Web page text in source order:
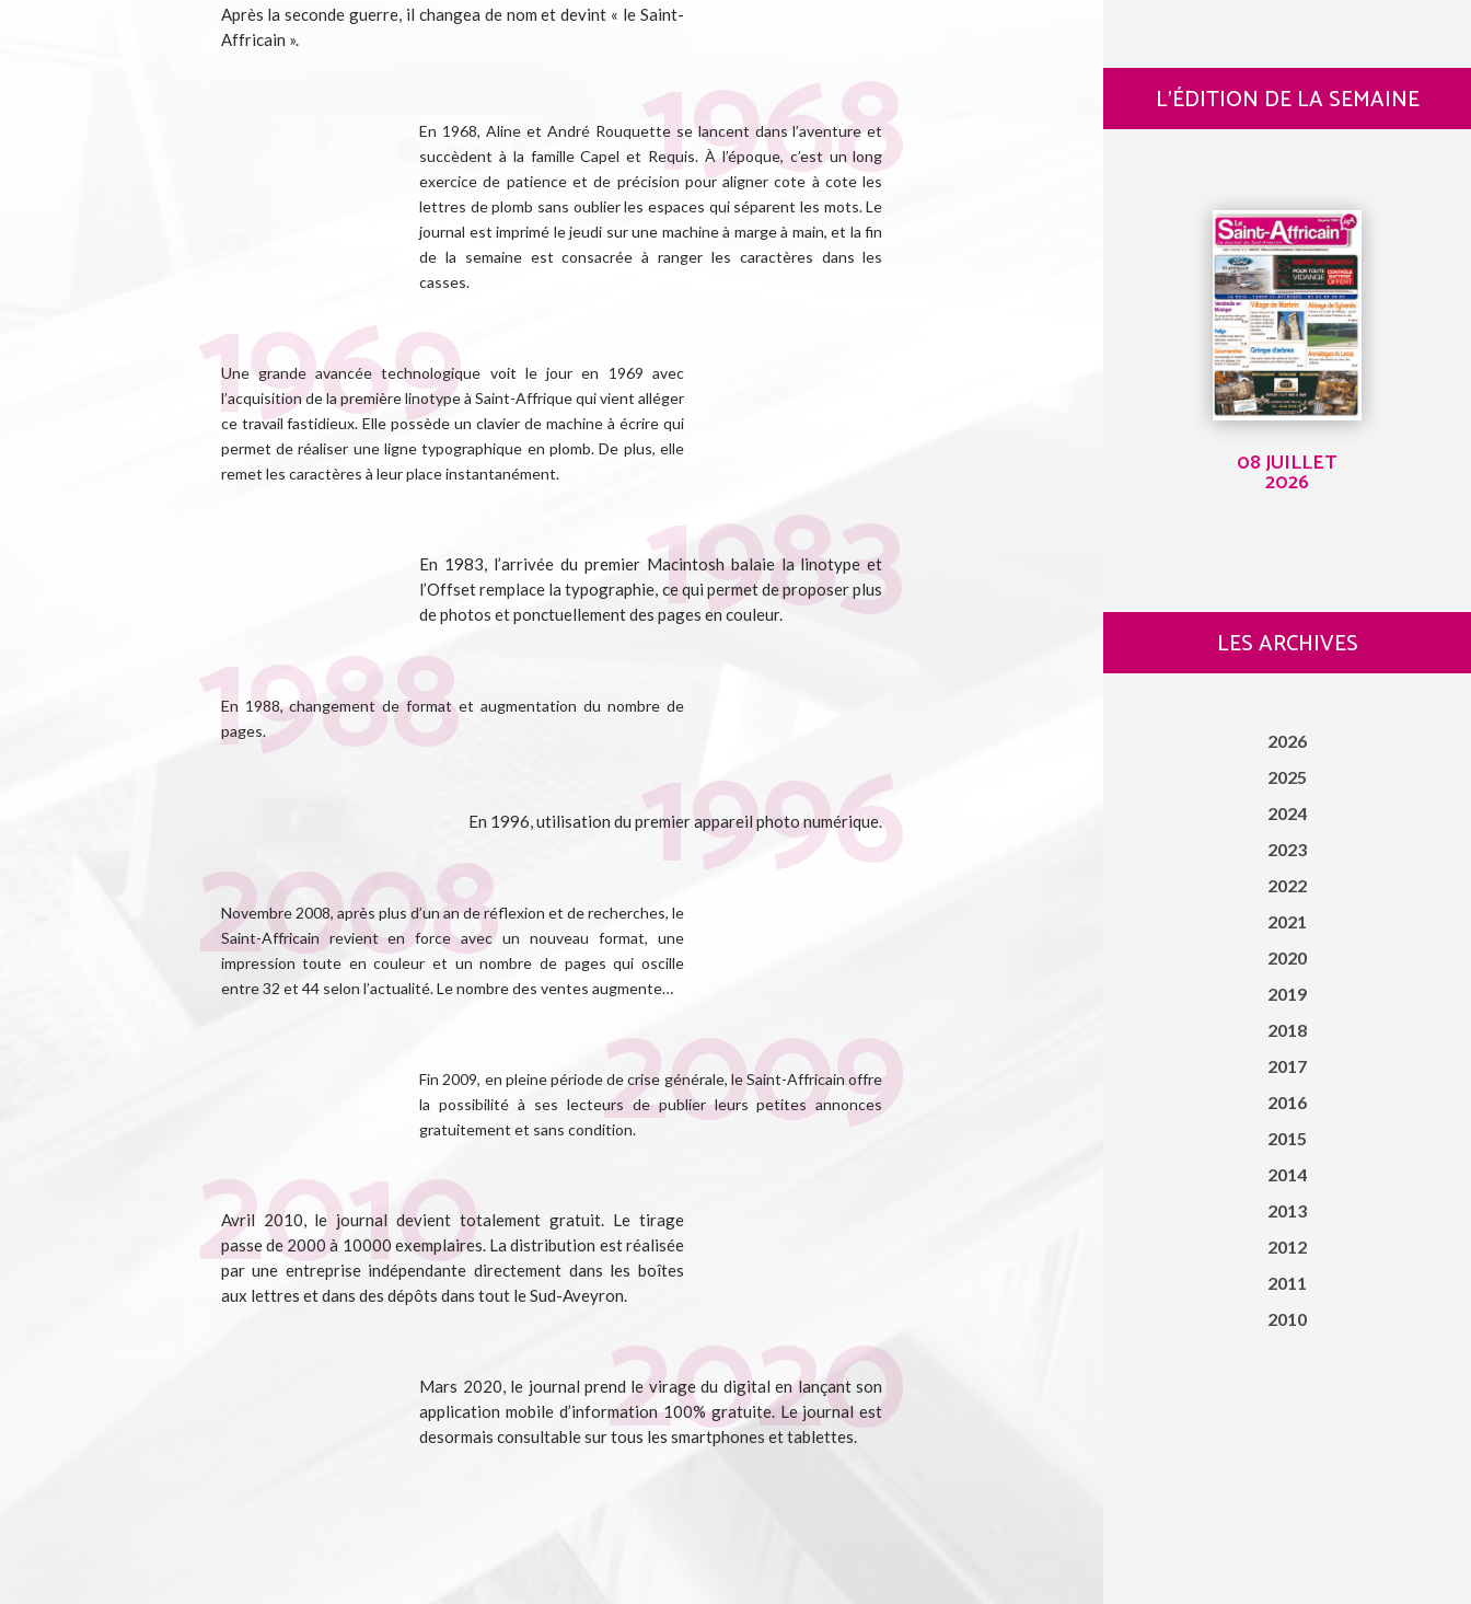
Après la seconde guerre, il changea de nom et devint « le Saint-
Affricain ».
En 1968, Aline et André Rouquette se lancent dans l’aventure et
succèdent à la famille Capel et Requis. À l’époque, c’est un long
exercice de patience et de précision pour aligner cote à cote les
lettres de plomb sans oublier les espaces qui séparent les mots. Le
journal est imprimé le jeudi sur une machine à marge à main, et la fin
de la semaine est consacrée à ranger les caractères dans les
casses.
Une grande avancée technologique voit le jour en 1969 avec
l’acquisition de la première linotype à Saint-Affrique qui vient alléger
ce travail fastidieux. Elle possède un clavier de machine à écrire qui
permet de réaliser une ligne typographique en plomb. De plus, elle
remet les caractères à leur place instantanément.
En 1983, l’arrivée du premier Macintosh balaie la linotype et
l’Offset remplace la typographie, ce qui permet de proposer plus
de photos et ponctuellement des pages en couleur.
En 1988, changement de format et augmentation du nombre de
pages.
En 1996, utilisation du premier appareil photo numérique.
Novembre 2008, après plus d’un an de réflexion et de recherches, le
Saint-Affricain revient en force avec un nouveau format, une
impression toute en couleur et un nombre de pages qui oscille
entre 32 et 44 selon l’actualité. Le nombre des ventes augmente…
Fin 2009, en pleine période de crise générale, le Saint-Affricain offre
la possibilité à ses lecteurs de publier leurs petites annonces
gratuitement et sans condition.
Avril 2010, le journal devient totalement gratuit. Le tirage
passe de 2000 à 10000 exemplaires. La distribution est réalisée
par une entreprise indépendante directement dans les boîtes
aux lettres et dans des dépôts dans tout le Sud-Aveyron.
Mars 2020, le journal prend le virage du digital en lançant son
application mobile d’information 100% gratuite. Le journal est
desormais consultable sur tous les smartphones et tablettes.
L’ÉDITION DE LA SEMAINE
08 JUILLET
2026
LES ARCHIVES
2026
2025
2024
2023
2022
2021
2020
2019
2018
2017
2016
2015
2014
2013
2012
2011
2010